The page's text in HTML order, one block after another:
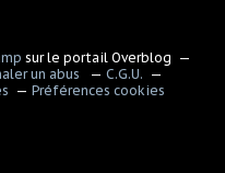
sur le portail Overblog
un abus
C.G.U.
Préférences cookies